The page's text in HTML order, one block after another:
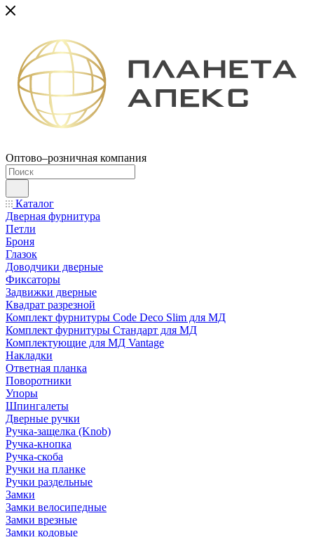
Оптово–розничная компания
Каталог
Дверная фурнитура
Петли
Броня
Глазок
Доводчики дверные
Фиксаторы
Задвижки дверные
Квадрат разрезной
Комплект фурнитуры Code Deco Slim для МД
Комплект фурнитуры Стандарт для МД
Комплектующие для МД Vantage
Накладки
Ответная планка
Поворотники
Упоры
Шпингалеты
Дверные ручки
Ручка-защелка (Knob)
Ручка-кнопка
Ручка-скоба
Ручки на планке
Ручки раздельные
Замки
Замки велосипедные
Замки врезные
Замки кодовые